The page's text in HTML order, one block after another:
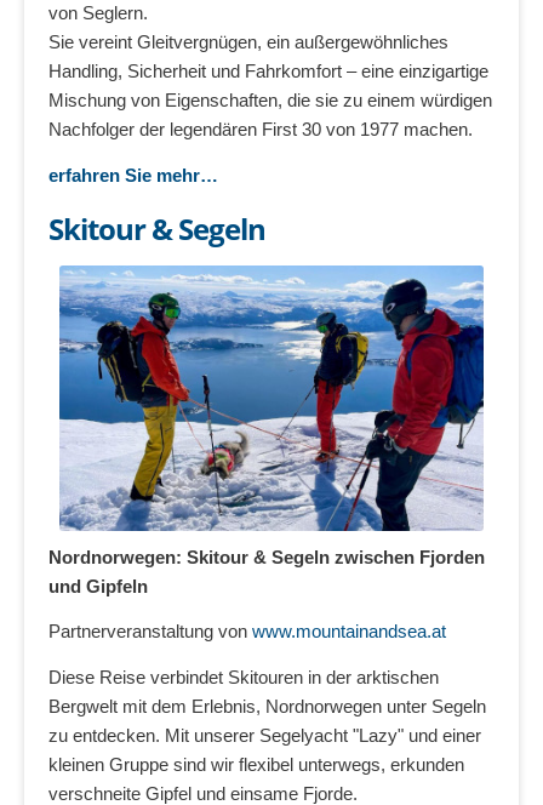
von Seglern.
Sie vereint Gleitvergnügen, ein außergewöhnliches
Handling, Sicherheit und Fahrkomfort – eine einzigartige
Mischung von Eigenschaften, die sie zu einem würdigen
Nachfolger der legendären First 30 von 1977 machen.
erfahren Sie mehr…
Skitour & Segeln
Nordnorwegen: Skitour & Segeln zwischen Fjorden
und Gipfeln
Partnerveranstaltung von www.mountainandsea.at
Diese Reise verbindet Skitouren in der arktischen
Bergwelt mit dem Erlebnis, Nordnorwegen unter Segeln
zu entdecken. Mit unserer Segelyacht "Lazy" und einer
kleinen Gruppe sind wir flexibel unterwegs, erkunden
verschneite Gipfel und einsame Fjorde.